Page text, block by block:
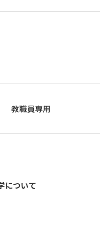
教職員専用
について